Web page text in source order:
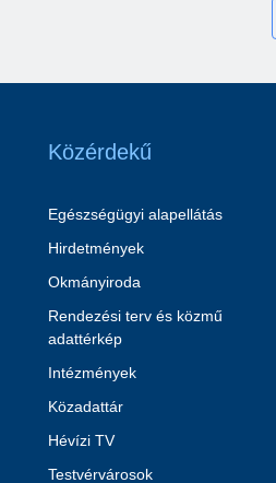
Közérdekű
Egészségügyi alapellátás
Hirdetmények
Okmányiroda
Rendezési terv és közmű
adattérkép
Intézmények
Közadattár
Hévízi TV
Testvérvárosok